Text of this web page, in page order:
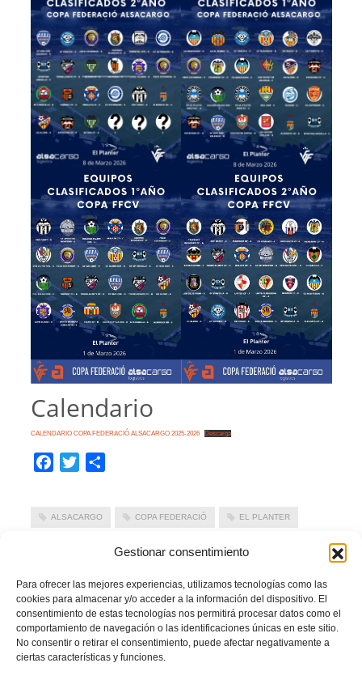
Gestionar consentimiento
Para ofrecer las mejores experiencias, utilizamos tecnologías como las
cookies para almacenar y/o acceder a la información del dispositivo. El
consentimiento de estas tecnologías nos permitirá procesar datos como el
comportamiento de navegación o las identificaciones únicas en este sitio.
No consentir o retirar el consentimiento, puede afectar negativamente a
ciertas características y funciones.
Calendario
CALENDARIO COPA FEDERACIÓ ALSACARGO 2025-2026 Descarga
Facebook
Twitter
ALSACARGO COPA FEDERACIÓ EL PLANTER
ACTUALIDAD, NOTICIAS FFCV PORTADA